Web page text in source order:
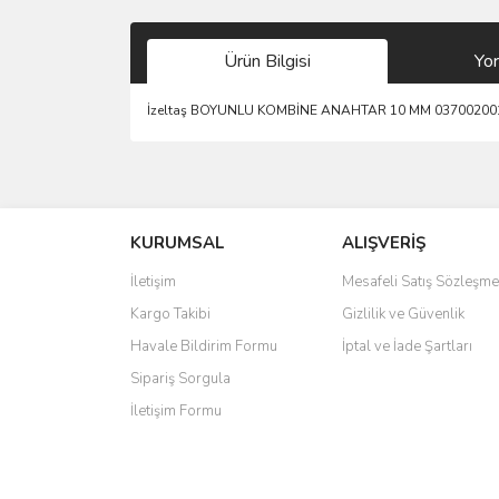
Ürün Bilgisi
İzeltaş BOYUNLU KOMBİNE ANAHTAR 10 MM
Ürün resmi kalitesiz, bozuk veya görüntülenemiyor.
Ürün açıklamasında eksik bilgiler bulunuyor.
Ürün bilgilerinde hatalar bulunuyor.
Ürün fiyatı diğer sitelerden daha pahalı.
Bu ürüne benzer farklı alternatifler olmalı.
KURUMSAL
İletişim
Kargo Takibi
Havale Bildirim Formu
Sipariş Sorgula
İletişim Formu
ALIŞVERİŞ
Mesafeli Satış
Gizlilik ve Güvenlik
İptal ve İade Şartları